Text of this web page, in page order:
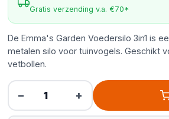
Gratis verzending v.a. €70*
De Emma's Garden Voedersilo 3in1 is
metalen silo voor tuinvogels. Geschikt
vetbollen.
− +